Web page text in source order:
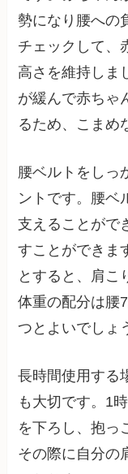
勢になり腰への
チェックして、
高さを維持しま
が緩んで赤ちゃ
るため、こまめ
腰ベルトをしっ
ントです。腰ベ
支えることがで
すことができま
とすると、肩こ
体重の配分は腰
つとよいでしょ
長時間使用する
も大切です。1
を下ろし、抱っ
その際に自分の